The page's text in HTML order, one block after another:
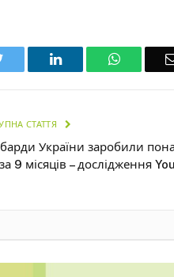
Twitter LinkedIn
СТАТТЯ
України заробили
9 місяців – дослідження